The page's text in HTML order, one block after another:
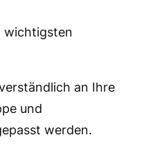
wichtigsten
an Ihre
und
werden.